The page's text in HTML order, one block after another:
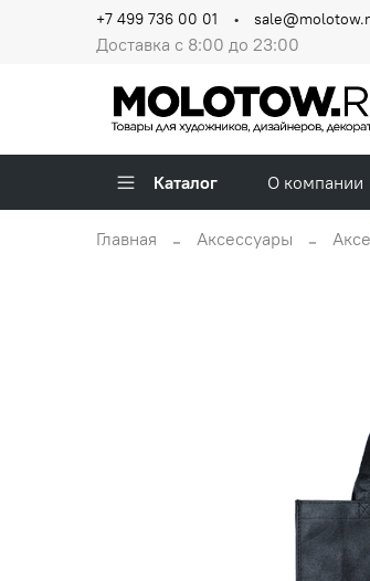
Доставка с 8:00 до 23:00
+7 499 736 00 01
Каталог О компании
Главная Аксессуары